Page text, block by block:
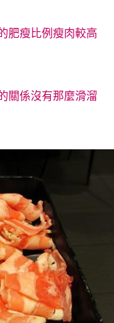
肥瘦比例瘦肉較高
關係沒有那麼滑溜